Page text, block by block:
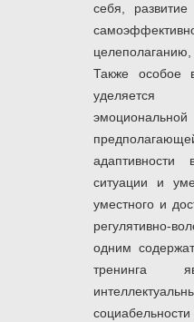
себя,
целеполаганию,
Также особое
ситуации и
уместного и
регулятивно-
одним
тренинга